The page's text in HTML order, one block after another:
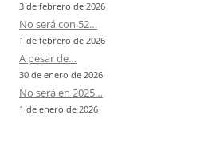
3 de febrero de 2026
No será con 52…
1 de febrero de 2026
A pesar de…
30 de enero de 2026
No será en 2025…
1 de enero de 2026